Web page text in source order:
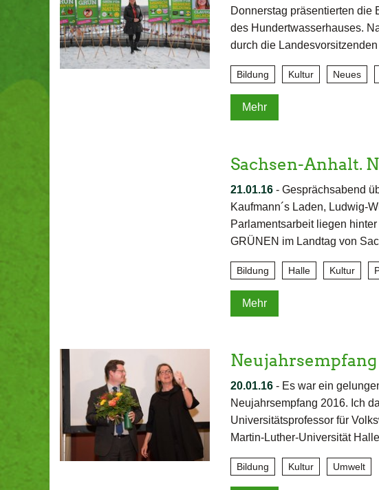
Donnerstag präsentierten die
des Hundertwasserhauses.
durch die
Bildung Kultur Neues
Mehr
Sachsen-Anhalt.
21.01.16- Gesprächsabend
Kaufmann´s Laden, Ludwig-
Parlamentsarbeit liegen
GRÜNEN im Landtag von
Bildung Halle Kultur
Mehr
20.01.16- Es war ein
Neujahrsempfang 2016. Ich
Universitätsprofessor für
Martin-Luther-Universität
Bildung Kultur Umwelt